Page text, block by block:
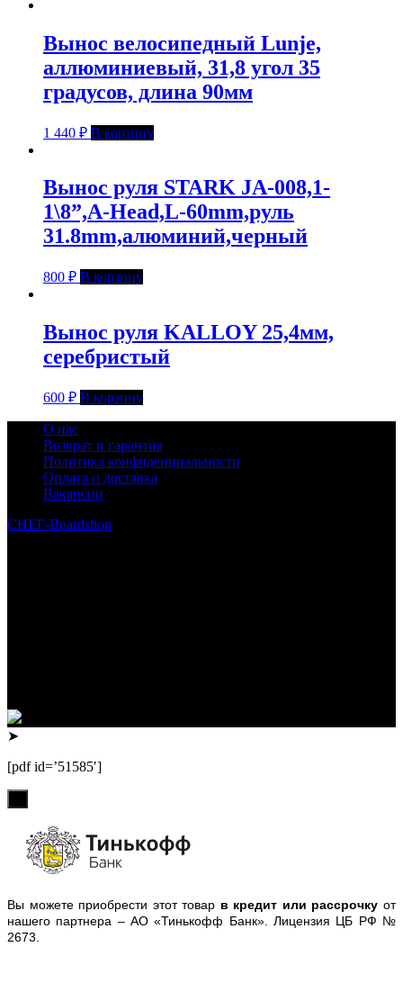
Вынос велосипедный Lunje,
аллюминиевый, 31,8 угол 35
градусов, длина 90мм
1 440 ₽ В корзину
Вынос руля STARK JA-008,1-
1\8”,A-Head,L-60mm,руль
31.8mm,алюминий,черный
800 ₽ В корзину
Вынос руля KALLOY 25,4мм,
серебристый
600 ₽ В корзину
О нас
Возврат и гарантия
Политика конфиденциальности
Оплата и доставка
Вакансии
СНЕГ-Boardshop
➤
[pdf id=’51585′]
Вы можете приобрести этот товар в кредит или рассрочку от
нашего партнера – АО «Тинькофф Банк». Лицензия ЦБ РФ №
2673.